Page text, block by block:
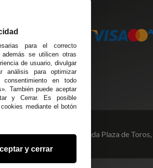
Toros. Local 3
Iribarren, 14
135
Avenida Plaza de Toros,
para el correcto
se utilicen otras
de usuario, divulgar
análisis para optimizar
en todo
También puede aceptar
y Cerrar. Es posible
mediante el botón
y cerrar